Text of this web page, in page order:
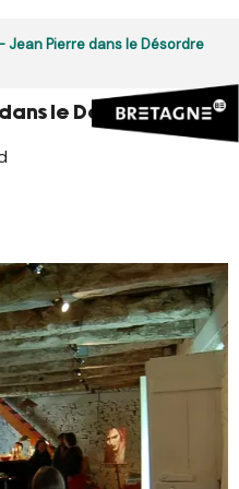
Jean Pierre dans le Désordre
le Désordre